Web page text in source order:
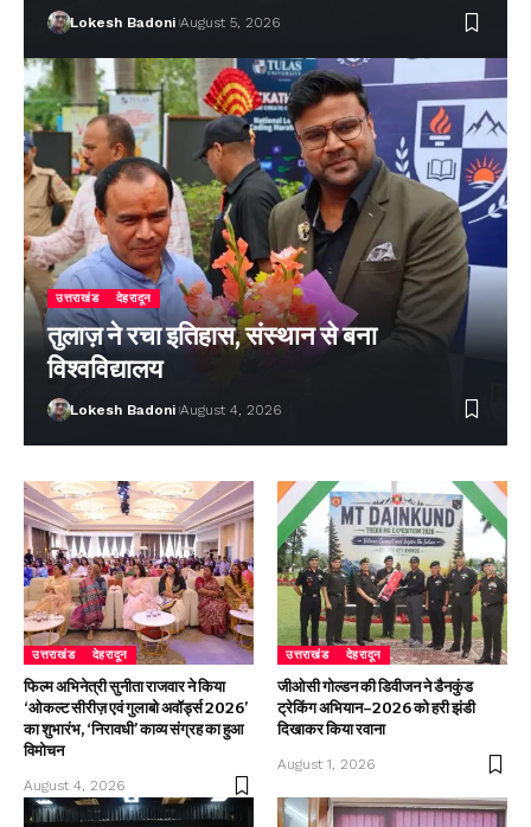
Lokesh Badoni August 5, 2026
उत्तराखंड देहरादून
तुलाज़ ने रचा इतिहास, संस्थान से बना
विश्वविद्यालय
Lokesh Badoni August 4, 2026
उत्तराखंड देहरादून
फिल्म अभिनेत्री सुनीता राजवार ने किया
‘ओकल्ट सीरीज़ एवं गुलाबो अवॉर्ड्स 2026’
का शुभारंभ, ‘निरावधी’ काव्य संग्रह का हुआ
विमोचन
August 4, 2026
उत्तराखंड देहरादून
जीओसी गोल्डन की डिवीजन ने डैनकुंड
ट्रेकिंग अभियान–2026 को हरी झंडी
दिखाकर किया रवाना
August 1, 2026